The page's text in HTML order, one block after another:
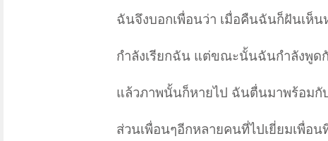
ฉันจึงบอกเพื่อนว่า เมื่อคืนฉันก็ฝันเห็น
กำลังเรียกฉัน แต่ขณะนั้นฉันกำลังพูดกั
แล้วภาพนั้นก็หายไป ฉันตื่นมาพร้อมกั
ส่วนเพื่อนๆอีกหลายคนที่ไปเยี่ยมเพื่อ